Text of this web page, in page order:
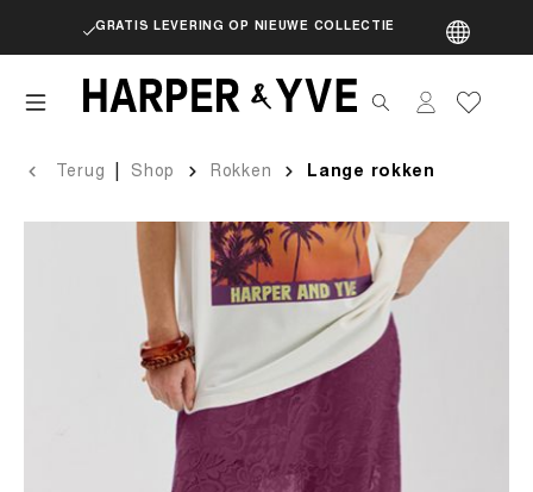
GRATIS LEVERING OP NIEUWE COLLECTIE
Terug Shop Rokken Lange rokken